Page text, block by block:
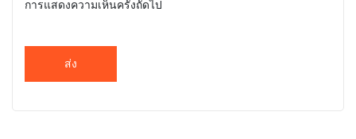
การแสดงความเห็นครั้งถัดไป